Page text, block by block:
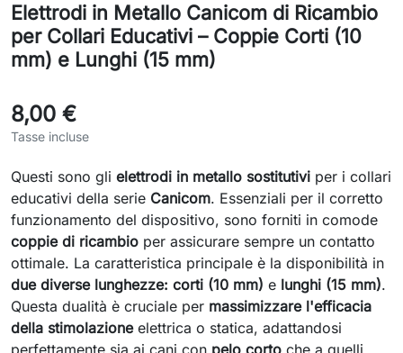
Elettrodi in Metallo Canicom di Ricambio
per Collari Educativi – Coppie Corti (10
mm) e Lunghi (15 mm)
8,00 €
Tasse incluse
Questi sono gli elettrodi in metallo sostitutivi per i collari
educativi della serie Canicom. Essenziali per il corretto
funzionamento del dispositivo, sono forniti in comode
coppie di ricambio per assicurare sempre un contatto
ottimale. La caratteristica principale è la disponibilità in
due diverse lunghezze: corti (10 mm) e lunghi (15 mm).
Questa dualità è cruciale per massimizzare l'efficacia
della stimolazioneelettrica o statica, adattandosi
perfettamente sia ai cani con pelo corto che a quelli